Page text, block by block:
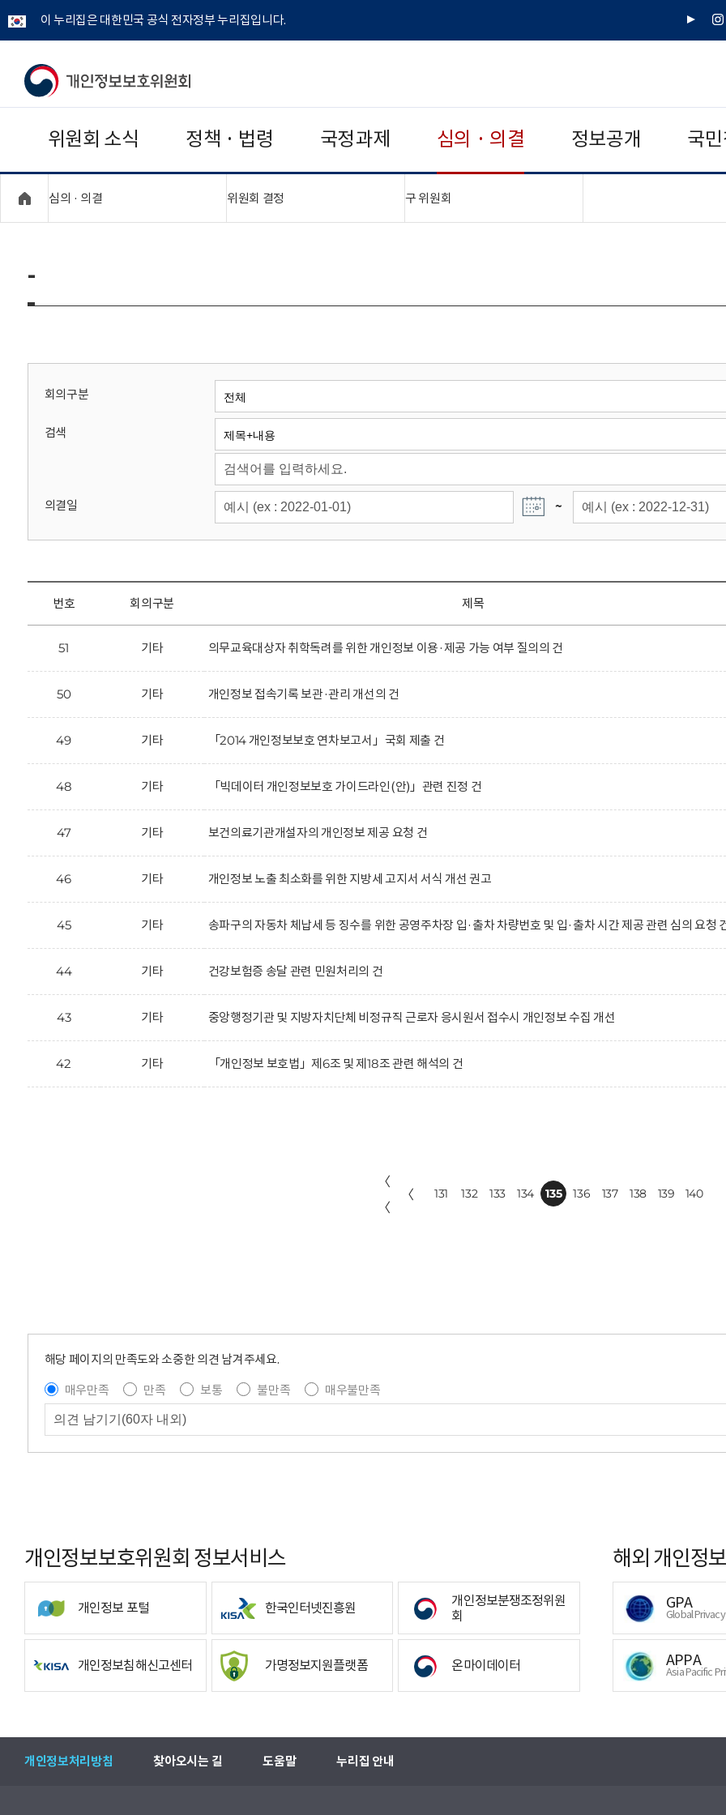
이 누리집은 대한민국 공식 전자정부 누리집입니다.
유
인
개
보
보
위
회
위원회 소식 정책 · 법령 국정과제 심의 · 의결 정보공개 국
심의 · 의결 위원회 결정 구 위원회
-
회의구분
검색
의결일 ~
번호 회의구분 제목
51 기타 의무교육대상자 취학독려를 위한 개인정보 이용·제공 가능 여부 질의의 건
50 기타 개인정보 접속기록 보관·관리 개선의 건
49 기타 「2014 개인정보보호 연차보고서」국회 제출 건
48 기타 「빅데이터 개인정보보호 가이드라인(안)」관련 진정 건
47 기타 보건의료기관개설자의 개인정보 제공 요청 건
46 기타 개인정보 노출 최소화를 위한 지방세 고지서 서식 개선 권고
45 기타 송파구의 자동차 체납세 등 징수를 위한 공영주차장 입·출차 차량번호 및 입·출차 시간 제공 관련 심의 요청
44 기타 건강보험증 송달 관련 민원처리의 건
43 기타 중앙행정기관 및 지방자치단체 비정규직 근로자 응시원서 접수시 개인정보 수집 개선
42 기타 「개인정보 보호법」제6조 및 제18조 관련 해석의 건
〈
〈
〈 131 132 133 134 135 136 137 138 139 140
해당 페이지의 만족도와 소중한 의견 남겨주세요.
매우만족
만족 보통 불만족 매우불만족
개인정보보호위원회 정보서비스
개인정보 포털 한국인터넷진흥원
개인정보분쟁조정위원
회
개인정보침해신고센터 가명정보지원플랫폼 온마이데이터
해외 개인정
GPA
Global
APPA
Asia Pacific
개인정보처리방침 찾아오시는 길 도움말 누리집 안내